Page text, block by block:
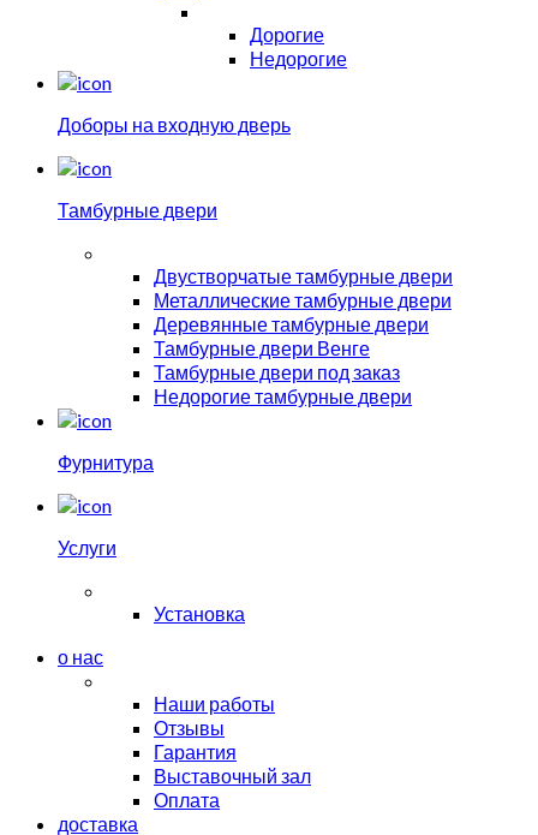
Дорогие
Недорогие
Доборы на входную дверь
Тамбурные двери
Двустворчатые тамбурные двери
Металлические тамбурные двери
Деревянные тамбурные двери
Тамбурные двери Венге
Тамбурные двери под заказ
Недорогие тамбурные двери
Фурнитура
Услуги
Установка
о нас
Наши работы
Отзывы
Гарантия
Выставочный зал
Оплата
доставка